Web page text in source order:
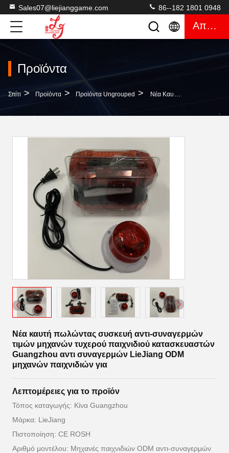
Sales07@liejianggame.com 86--182 1801 0948
Απόσπασμα
Προϊόντα
Σπίτι > Προϊόντα > Προϊόντα Ungrouped > Νέα Καυτή Πωλώντας Συσκευή Αντι-Συναγερμών Τιμών Μηχανών Τυχερού Παιχνιδιού Κατασκευαστών Guangzhou Αντι Συναγερμών LieJiang ODM Μηχανών Παιχνιδιών Για
Νέα καυτή πωλώντας συσκευή αντι-συναγερμών
τιμών μηχανών τυχερού παιχνιδιού κατασκευαστών
Guangzhou αντι συναγερμών LieJiang ODM
μηχανών παιχνιδιών για
Λεπτομέρειες για το προϊόν
Τόπος καταγωγής: Κίνα Guangzhou
Μάρκα: LieJiang
Πιστοποίηση: CE ROSH
Αριθμό μοντέλου: Μηχανές παιχνιδιών ODM αντι-συναγερμών